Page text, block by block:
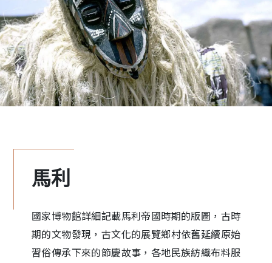
馬利
國家博物館詳細記載馬利帝國時期的版圖，古時
期的文物發現，古文化的展覽鄉村依舊延續原始
習俗傳承下來的節慶故事，各地民族紡織布料服